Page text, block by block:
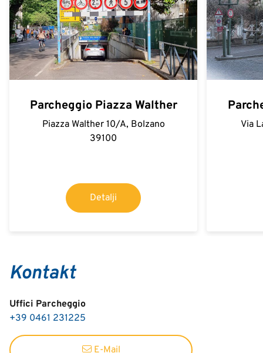
Parcheggio Piazza Walther
Piazza Walther 10/A, Bolzano
39100
Detalji
Via
Kontakt
Uffici Parcheggio
+39 0461 231225
E-Mail